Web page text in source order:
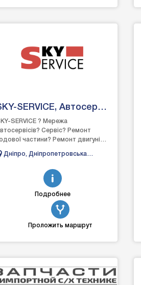
SERVICE, Автосервіс
SERVICE ? Мережа
Сервіс? Ремонт
частини? Ремонт двигунів⚡
Дніпро, Дніпропетровська
Подробнее
Проложить маршрут